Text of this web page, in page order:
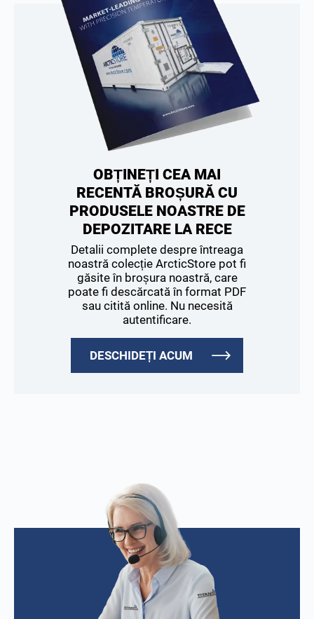
OBȚINEȚI CEA MAI
RECENTĂ BROȘURĂ CU
PRODUSELE NOASTRE DE
DEPOZITARE LA RECE
Detalii complete despre întreaga
noastră colecție ArcticStore pot fi
găsite în broșura noastră, care
poate fi descărcată în format PDF
sau citită online. Nu necesită
autentificare.
DESCHIDEȚI ACUM